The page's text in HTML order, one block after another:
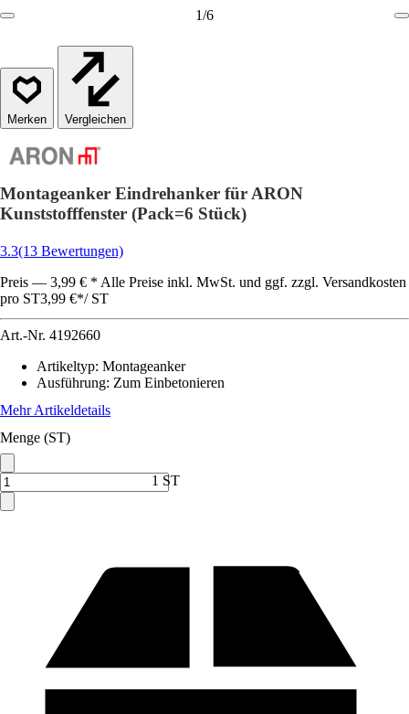
1/6
Vergleichen
Montageanker Eindrehanker für ARON
Kunststofffenster (Pack=6 Stück)
3.3(13 Bewertungen)
Preis — 3,99 € * Alle Preise inkl. MwSt. und ggf. zzgl. Versandkosten
pro ST3,99 €*/ ST
Art.-Nr. 4192660
Artikeltyp: Montageanker
Ausführung: Zum Einbetonieren
Mehr Artikeldetails
Menge (ST)
1 ST